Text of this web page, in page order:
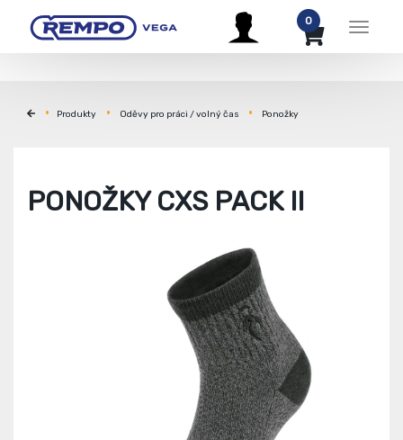
Menu
0
Produkty Oděvy pro práci / volný čas Ponožky
PONOŽKY CXS PACK II